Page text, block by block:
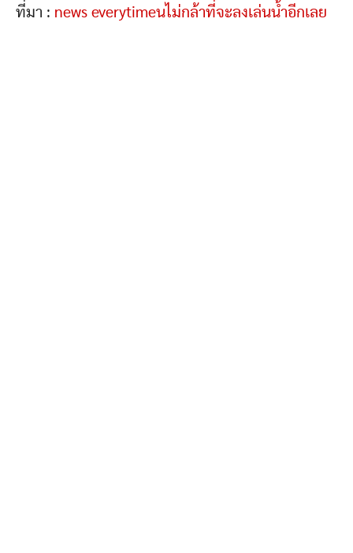
ที่มา : news everytimeนไม่กล้าที่จะลงเล่นน้ำอีกเลย